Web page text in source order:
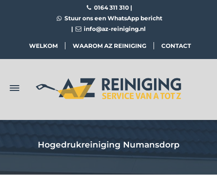
0164 311 310 |
Stuur ons een WhatsApp bericht
|
info@az-reiniging.nl
WELKOM WAAROM AZ REINIGING CONTACT
Hogedrukreiniging Numansdorp